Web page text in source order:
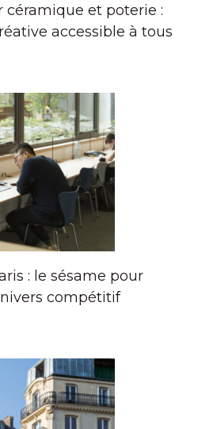
céramique et poterie :
accessible à tous
: le sésame pour
compétitif